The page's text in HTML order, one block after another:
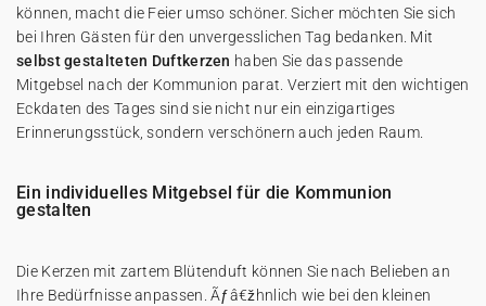
können, macht die Feier umso schöner. Sicher möchten Sie sich
bei Ihren Gästen für den unvergesslichen Tag bedanken. Mit
selbst gestalteten Duftkerzen haben Sie das passende
Mitgebsel nach der Kommunion parat. Verziert mit den wichtigen
Eckdaten des Tages sind sie nicht nur ein einzigartiges
Erinnerungsstück, sondern verschönern auch jeden Raum.
Ein individuelles Mitgebsel für die Kommunion
gestalten
Die Kerzen mit zartem Blütenduft können Sie nach Belieben an
Ihre Bedürfnisse anpassen. Ãƒâ€žhnlich wie bei den kleinen